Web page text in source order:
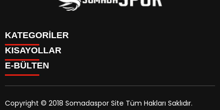
KATEGORİLER
İletişim
İstatistikler & Puan Durumu & Fikstür
Yayın Politikamız
KISAYOLLAR
Genel
Somaspor
E-BÜLTEN
Copyright © 2018 Somadaspor Site Tüm Hakları Saklıdır.